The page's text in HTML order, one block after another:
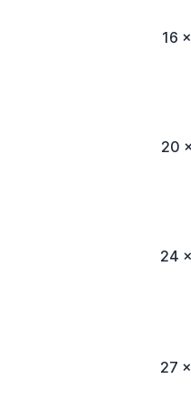
16
20
24
27